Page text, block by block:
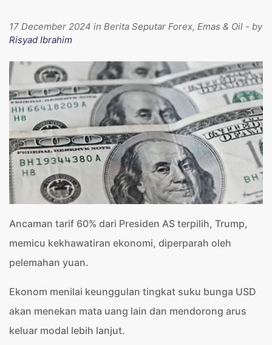
17 December 2024 in Berita Seputar Forex, Emas & Oil - by
Risyad Ibrahim
Ancaman tarif 60% dari Presiden AS terpilih, Trump,
memicu kekhawatiran ekonomi, diperparah oleh
pelemahan yuan.
Ekonom menilai keunggulan tingkat suku bunga USD
akan menekan mata uang lain dan mendorong arus
keluar modal lebih lanjut.